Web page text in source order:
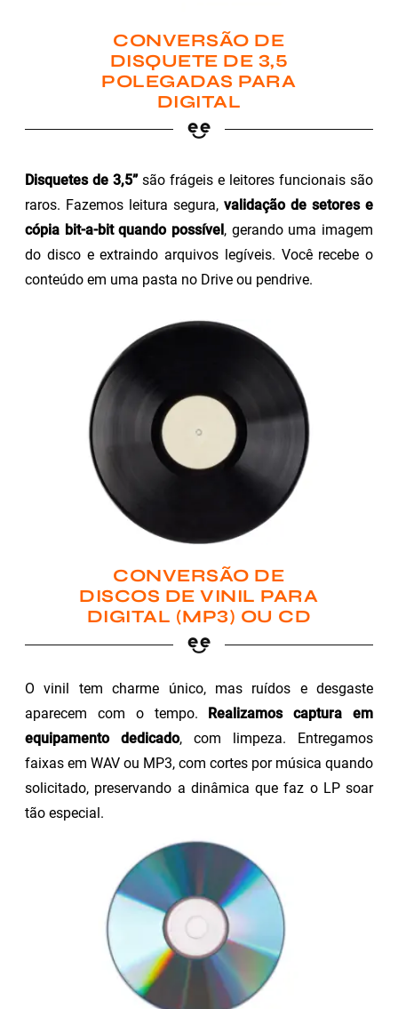
CONVERSÃO DE
DISQUETE DE 3,5
POLEGADAS PARA
DIGITAL
Disquetes de 3,5”são frágeis e leitores funcionais são
raros. Fazemos leitura segura, validação de setores e
cópia bit-a-bit quando possível, gerando uma imagem
do disco e extraindo arquivos legíveis. Você recebe o
conteúdo em uma pasta no Drive ou pendrive.
CONVERSÃO DE
DISCOS DE VINIL PARA
DIGITAL (MP3) OU CD
O vinil tem charme único, mas ruídos e desgaste
aparecem com o tempo.
Realizamos captura em
equipamento dedicado, com limpeza. Entregamos
faixas em WAV ou MP3, com cortes por música quando
solicitado, preservando a dinâmica que faz o LP soar
tão especial.